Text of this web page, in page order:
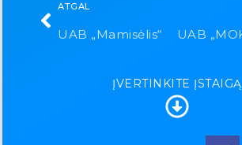
ATGAL
UAB „Mamisėlis“
ĮVERTINKITE ĮSTAIGĄ